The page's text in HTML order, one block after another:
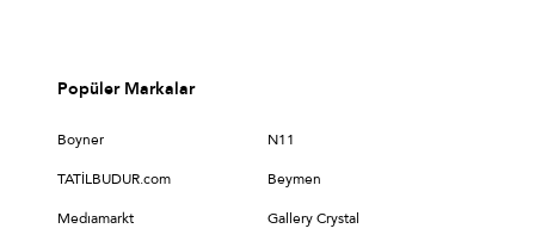
Popüler Markalar
Boyner N11
TATİLBUDUR.com Beymen
Medıamarkt Gallery Crystal